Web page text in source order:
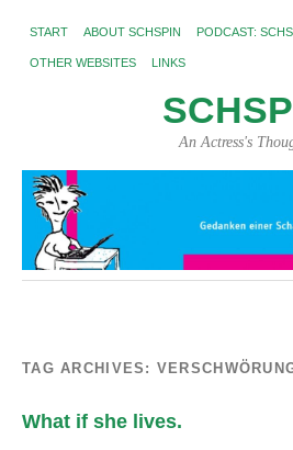
START ABOUT SCHSPIN PODCAST:
OTHER WEBSITES LINKS
An Actress's
TAG ARCHIVES:
What if she lives.